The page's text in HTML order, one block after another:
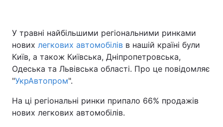
Головна Війна
Україна Політика
Економіка
Спорт Наука
У травні найбільшими регіональними ринками
нових легкових автомобілів в нашій країні були
Київ, а також Київська, Дніпропетровська,
Одеська та Львівська області. Про це повідомляє
"УкрАвтопром".
На ці регіональні ринки припало 66% продажів
нових легкових автомобілів.